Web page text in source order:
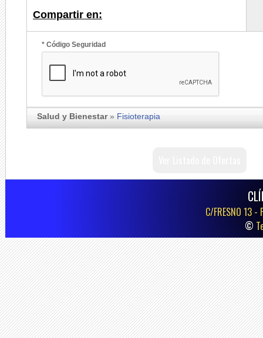
Compartir en:
* Código Seguridad
Salud y Bienestar» Fisioterapia
C/FRESNO 13 -
©